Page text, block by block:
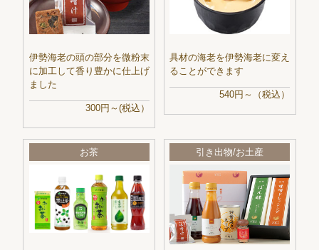
伊勢海老の頭の部分を微粉末
に加工して香り豊かに仕上げ
ました
300円～(税込）
具材の海老を伊勢海老に変え
ることができます
540円～（税込）
お茶 引き出物/お土産